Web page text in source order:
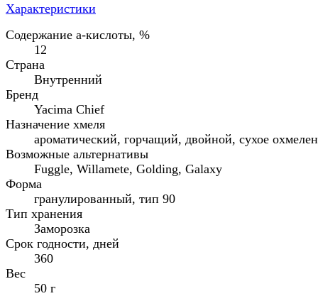
Характеристики
Содержание а-кислоты, %
12
Страна
Внутренний
Бренд
Yacima Chief
Назначение хмеля
ароматический, горчащий, двойной, сухое
Возможные альтернативы
Fuggle, Willamete, Golding, Galaxy
Форма
гранулированный, тип 90
Тип хранения
Заморозка
Срок годности, дней
360
Вес
50 г